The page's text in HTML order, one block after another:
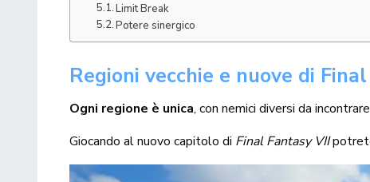
Limit Break
Potere sinergico
Regioni vecchie e nuove di
Ogni regione è unica, con nemici diversi da
Giocando al nuovo capitolo di Final Fantasy VII